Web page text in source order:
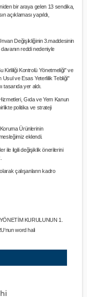
bir araya gelen 13 sendika,
açıklaması yapıldı,
Değişikliğinin 3.maddesinin
reddi nedeniyle
Kirliliği Kontrolü Yönetmeliği" ve
Usul ve Esas Yeterlilik Tebliği"
tasarıda yer aldı.
Gıda ve Yem Kanun
politika ve strateji
Ürünlerinin
eklendi.
ile ilgili değişiklik önerilerini
çalışanların kadro
KURULUNUN 1.
word hali